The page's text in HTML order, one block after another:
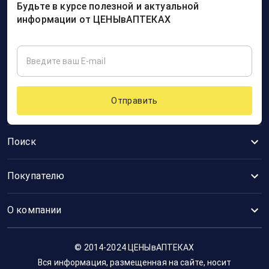
Поиск
Покупателю
О компании
Будьте в курсе полезной и актуальной
информации от ЦЕНЫвАПТЕКАХ
Отправить
© 2014-2024 ЦЕНЫвАПТЕКАХ
Вся информация, размещенная на сайте, носит